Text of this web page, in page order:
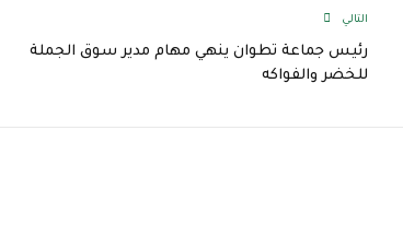
التالي
رئيس جماعة تطوان ينهي مهام مدير سوق الجملة
للخضر والفواكه